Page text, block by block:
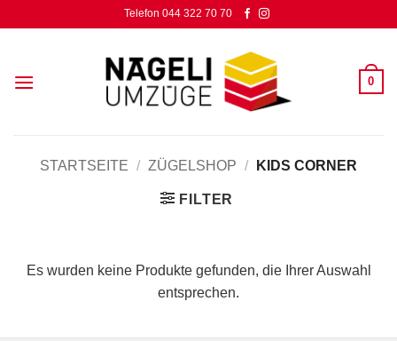
Inhalt
Telefon 044 322 70 70
0
STARTSEITE / ZÜGELSHOP / KIDS CORNER
FILTER
Es wurden keine Produkte gefunden, die Ihrer Auswahl
entsprechen.